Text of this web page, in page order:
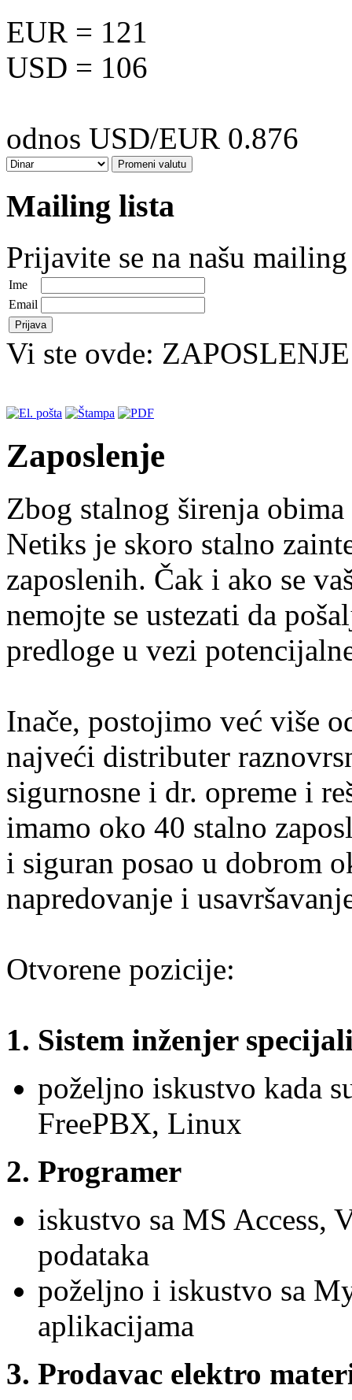
EUR = 121
USD = 106
odnos USD/EUR 0.876
Mailing lista
Prijavite se na našu
Ime
Email
Vi ste ovde:
Zaposlenje
Zbog stalnog širenja
Netiks je skoro stalno
zaposlenih. Čak i ako se
nemojte se ustezati da
predloge u vezi
Inače, postojimo već više
najveći distributer
sigurnosne i dr. opreme i
imamo oko 40 stalno
i siguran posao u dobrom
napredovanje i
Otvorene pozicije:
1. Sistem inženjer
poželjno iskustvo kada
FreePBX, Linux
2. Programer
iskustvo sa MS Access,
podataka
poželjno i iskustvo sa
aplikacijama
3. Prodavac elektro